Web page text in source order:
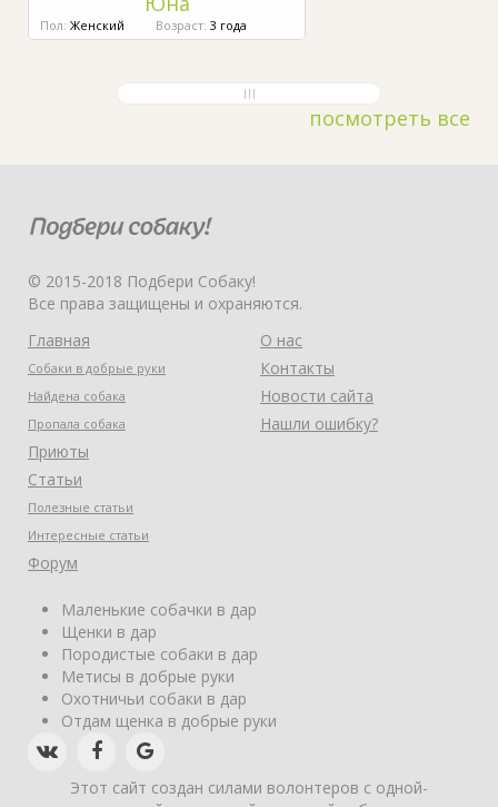
Пол: Женский Возраст: 3 года
посмотреть все
© 2015-2018 Подбери Собаку!
Все права защищены и охраняются.
Главная
Собаки в добрые руки
Найдена собака
Пропала собака
Приюты
Статьи
Полезные статьи
Интересные статьи
Форум
О нас
Контакты
Новости сайта
Нашли ошибку?
Маленькие собачки в дар
Щенки в дар
Породистые собаки в дар
Метисы в добрые руки
Охотничьи собаки в дар
Отдам щенка в добрые руки
Этот сайт создан силами волонтеров с одной-